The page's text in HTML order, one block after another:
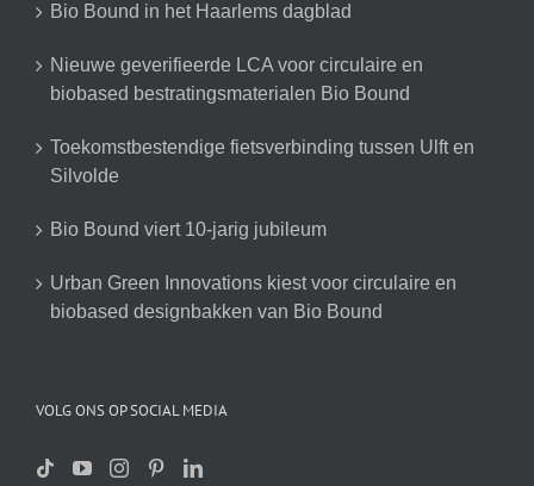
Bio Bound in het Haarlems dagblad
Nieuwe geverifieerde LCA voor circulaire en
biobased bestratingsmaterialen Bio Bound
Toekomstbestendige fietsverbinding tussen Ulft en
Silvolde
Bio Bound viert 10-jarig jubileum
Urban Green Innovations kiest voor circulaire en
biobased designbakken van Bio Bound
VOLG ONS OP SOCIAL MEDIA